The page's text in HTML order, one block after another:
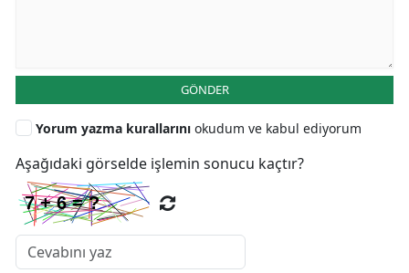
GÖNDER
Yorum yazma kurallarını okudum ve kabul ediyorum
Aşağıdaki görselde işlemin sonucu kaçtır?